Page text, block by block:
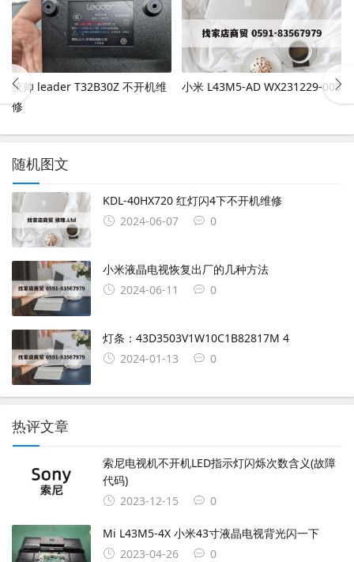
统帅 leader T32B30Z 不开机维
修
小米 L43M5-AD WX231229-003
随机图文
KDL-40HX720 红灯闪4下不开机维修
2024-06-07
0
小米液晶电视恢复出厂的几种方法
2024-06-11
0
灯条：43D3503V1W10C1B82817M 4
2024-01-13
0
热评文章
索尼电视机不开机LED指示灯闪烁次数含义(故障
代码)
2023-12-15
0
Mi L43M5-4X 小米43寸液晶电视背光闪一下
2023-04-26
0